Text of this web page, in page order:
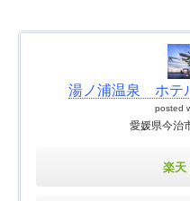
湯ノ浦温泉 ホテ
posted
愛媛県今治
楽天